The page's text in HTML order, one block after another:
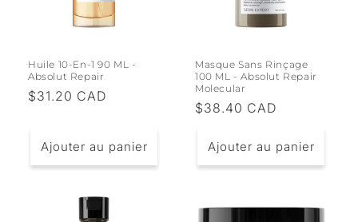
Huile 10-En-1 90 ML -
Absolut Repair
Prix
$31.20 CAD
Ajouter au panier
Masque Sans Rinçage
100 ML - Absolut Repair
Molecular
Prix
$38.40 CAD
Ajouter au panier